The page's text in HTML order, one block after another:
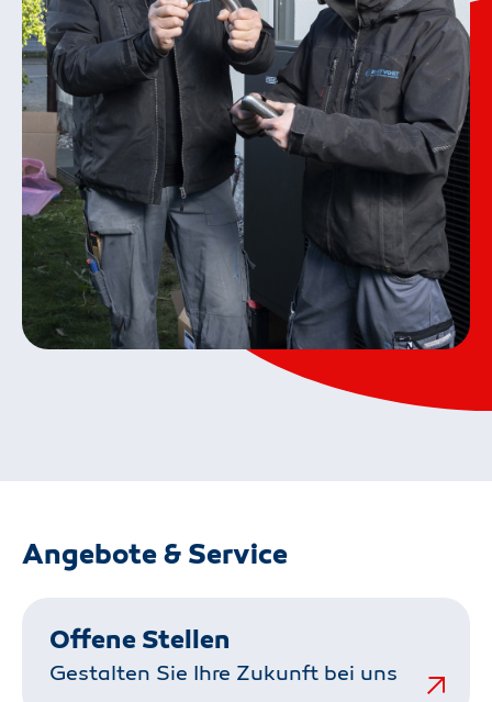
Angebote & Service
Offene Stellen
Gestalten Sie Ihre Zukunft bei uns